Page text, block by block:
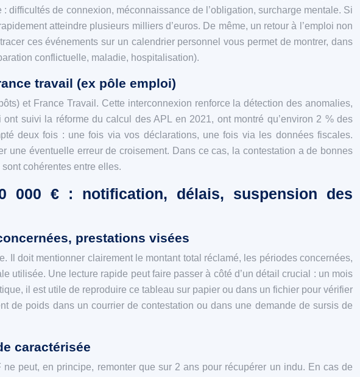
de connexion, méconnaissance de l’obligation, surcharge mentale. Si
atteindre plusieurs milliers d’euros. De même, un retour à l’emploi non
ces événements sur un calendrier personnel vous permet de montrer, dans
conflictuelle, maladie, hospitalisation).
travail (ex pôle emploi)
et France Travail. Cette interconnexion renforce la détection des anomalies,
suivi la réforme du calcul des APL en 2021, ont montré qu’environ 2 % des
deux fois : une fois via vos déclarations, une fois via les données fiscales.
une éventuelle erreur de croisement. Dans ce cas, la contestation a de bonnes
cohérentes entre elles.
000 € : notification, délais, suspension des
prestations visées
Il doit mentionner clairement le montant total réclamé, les périodes concernées,
utilisée. Une lecture rapide peut faire passer à côté d’un détail crucial : un mois
il est utile de reproduire ce tableau sur papier ou dans un fichier pour vérifier
de poids dans un courrier de contestation ou dans une demande de sursis de
caractérisée
peut, en principe, remonter que sur 2 ans pour récupérer un indu. En cas de